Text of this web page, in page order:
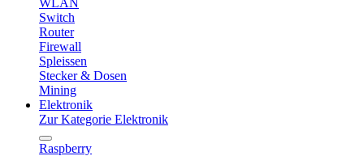
WLAN
Switch
Router
Firewall
Spleissen
Stecker & Dosen
Mining
Elektronik
Zur Kategorie Elektronik
Raspberry